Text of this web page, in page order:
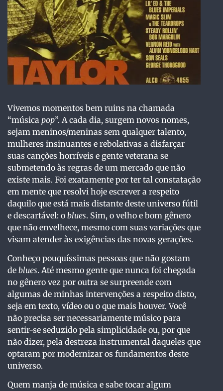
Vivemos momentos bem ruins na chamada
“música pop”. A cada dia, surgem novos nomes,
sejam meninos/meninas sem qualquer talento,
mulheres insinuantes e rebolativas a disfarçar
suas canções horríveis e gente veterana se
submetendo às regras de um mercado que não
existe mais. Foi exatamente por ter tal constatação
em mente que resolvi hoje escrever a respeito
daquilo que está mais distante deste universo fútil
e descartável: o blues. Sim, o velho e bom gênero
que não envelhece, mesmo com suas variações que
visam atender às exigências das novas gerações.
Conheço pouquíssimas pessoas que não gostam
de blues. Até mesmo gente que nunca foi chegada
no gênero vez por outra se surpreende com
algumas de minhas intervenções a respeito disto,
seja em texto, vídeo ou o que mais houver. Você
não precisa ser necessariamente músico para
sentir-se seduzido pela simplicidade ou, por que
não dizer, pela destreza instrumental daqueles que
optaram por modernizar os fundamentos deste
universo.
Quem manja de música e sabe tocar algum